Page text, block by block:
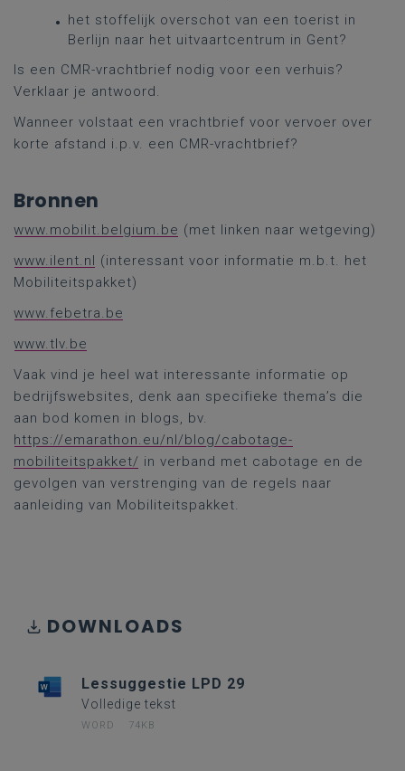
het stoffelijk overschot van een toerist in
Berlijn naar het uitvaartcentrum in Gent?
Is een CMR-vrachtbrief nodig voor een verhuis?
Verklaar je antwoord.
Wanneer volstaat een vrachtbrief voor vervoer over
korte afstand i.p.v. een CMR-vrachtbrief?
Bronnen
www.mobilit.belgium.be (met linken naar wetgeving)
www.ilent.nl (interessant voor informatie m.b.t. het
Mobiliteitspakket)
www.febetra.be
www.tlv.be
Vaak vind je heel wat interessante informatie op
bedrijfswebsites, denk aan specifieke thema’s die
aan bod komen in blogs, bv.
https://emarathon.eu/nl/blog/cabotage-
mobiliteitspakket/ in verband met cabotage en de
gevolgen van verstrenging van de regels naar
aanleiding van Mobiliteitspakket.
DOWNLOADS
Lessuggestie LPD 29
Volledige tekst
WORD 74KB